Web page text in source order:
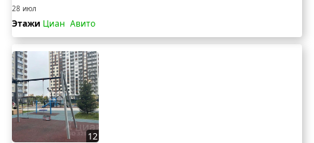
28 июл
Этажи Циан Авито
12